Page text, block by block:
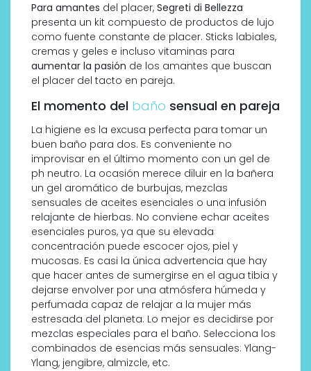
Para amantes del placer, Segreti di Bellezza
presenta un kit compuesto de productos de lujo
como fuente constante de placer. Sticks labiales,
cremas y geles e incluso vitaminas para
aumentar la pasión de los amantes que buscan
el placer del tacto en pareja.
El momento del baño sensual en pareja
La higiene es la excusa perfecta para tomar un
buen baño para dos. Es conveniente no
improvisar en el último momento con un gel de
ph neutro. La ocasión merece diluir en la bañera
un gel aromático de burbujas, mezclas
sensuales de aceites esenciales o una infusión
relajante de hierbas. No conviene echar aceites
esenciales puros, ya que su elevada
concentración puede escocer ojos, piel y
mucosas. Es casi la única advertencia que hay
que hacer antes de sumergirse en el agua tibia y
dejarse envolver por una atmósfera húmeda y
perfumada capaz de relajar a la mujer más
estresada del planeta. Lo mejor es decidirse por
mezclas especiales para el baño. Selecciona los
combinados de esencias más sensuales: Ylang-
Ylang, jengibre, almizcle, etc.